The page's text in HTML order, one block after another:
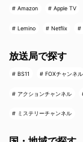
Amazon Apple TV
Lemino Netflix
放送局で探す
BS11 FOXチャンネル
アクションチャンネル
ミステリーチャンネル